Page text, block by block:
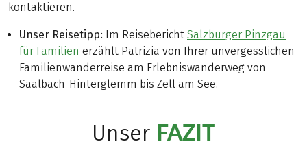
kontaktieren.
Unser Reisetipp: Im Reisebericht Salzburger Pinzgau
für Familien erzählt Patrizia von Ihrer unvergesslichen
Familienwanderreise am Erlebniswanderweg von
Saalbach-Hinterglemm bis Zell am See.
Unser FAZIT